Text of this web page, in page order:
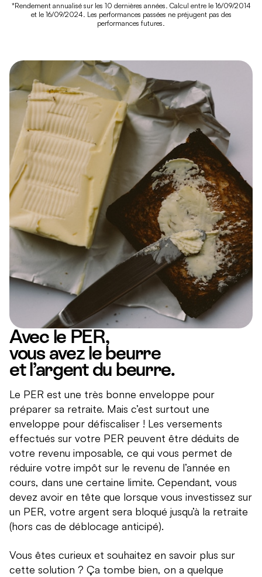
*Rendement annualisé sur les 10 dernières années. Calcul entre le 16/09/2014
et le 16/09/2024. Les performances passées ne préjugent pas des
performances futures.
Avec le PER,
vous avez le beurre
et l’argent du beurre.
Le PER est une très bonne enveloppe pour
préparer sa retraite. Mais c’est surtout une
enveloppe pour défiscaliser ! Les versements
effectués sur votre PER peuvent être déduits de
votre revenu imposable, ce qui vous permet de
réduire votre impôt sur le revenu de l’année en
cours, dans une certaine limite. Cependant, vous
devez avoir en tête que lorsque vous investissez sur
un PER, votre argent sera bloqué jusqu’à la retraite
(hors cas de déblocage anticipé).
Vous êtes curieux et souhaitez en savoir plus sur
cette solution ? Ça tombe bien, on a quelque